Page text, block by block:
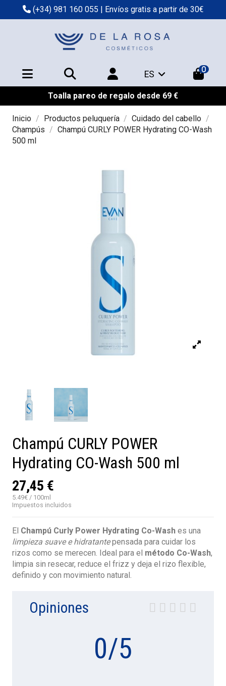
(+34) 981 160 055 | Envíos gratis a partir de 30€
ES 0
Toalla pareo de regalo desde 69 €
Inicio Productos peluquería
Cuidado del cabello
Champús
Champú CURLY POWER Hydrating CO-Wash
500 ml
Champú CURLY POWER
Hydrating CO-Wash 500 ml
27,45 €
5.49€ / 100ml
Impuestos incluidos
El Champú Curly Power Hydrating Co-Wash es una
limpieza suave e hidratantepensada para cuidar los
rizos como se merecen. Ideal para el método Co-Wash,
limpia sin resecar, reduce el frizz y deja el rizo flexible,
definido y con movimiento natural.
Opiniones
0/5